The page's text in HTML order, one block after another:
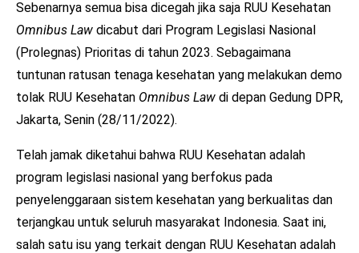
Sebenarnya semua bisa dicegah jika saja RUU Kesehatan
Omnibus Law dicabut dari Program Legislasi Nasional
(Prolegnas) Prioritas di tahun 2023. Sebagaimana
tuntunan ratusan tenaga kesehatan yang melakukan demo
tolak RUU Kesehatan Omnibus Law di depan Gedung DPR,
Jakarta, Senin (28/11/2022).
Telah jamak diketahui bahwa RUU Kesehatan adalah
program legislasi nasional yang berfokus pada
penyelenggaraan sistem kesehatan yang berkualitas dan
terjangkau untuk seluruh masyarakat Indonesia. Saat ini,
salah satu isu yang terkait dengan RUU Kesehatan adalah